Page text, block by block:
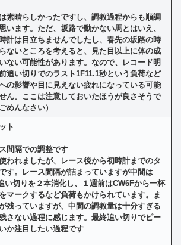
素晴らしかったですし、調教過程からも順調
います。ただ、坂路で動かない馬とはいえ、
計は目立ちませんでしたし、春先の坂路の時
ないところを考えると、見た目以上に体の成
ない可能性があります。なので、レコード明
追い切りでのラスト1F11.1秒という負荷など
の影響や目に見えない疲れになっている可能
ん。ここは注意しておいたほうが良さそうで
めんなさい）
ト
間隔での調整です
われましたが、レース後から初時計までのタ
す。レース間隔が詰まっていますが中間は
い切りを２本消化し、１週前はCW6Fから一杯
マークするなど負荷もかけられています。ま
残っていますが、中間の調教量は十分すぎる
さない過程に感じます。最終追い切りでピー
か注目したい過程です